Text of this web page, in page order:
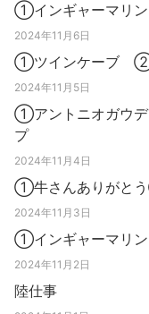
①インギャーマリ
2024年11月6日
①ツインケーブ ②
2024年11月5日
①アントニオガウ
プ
2024年11月4日
①牛さんありがと
2024年11月3日
①インギャーマリ
2024年11月2日
陸仕事